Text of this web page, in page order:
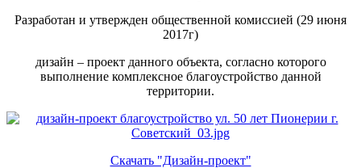
Разработан и утвержден общественной комиссией (29 июня
2017г)
дизайн – проект данного объекта, согласно которого
выполнение комплексное благоустройство данной
территории.
Скачать "Дизайн-проект"